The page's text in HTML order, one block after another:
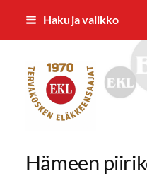
Siirry
Haku ja valikko
Hämeen